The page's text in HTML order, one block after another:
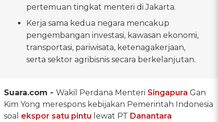
pertemuan tingkat menteri di Jakarta.
Kerja sama kedua negara mencakup
pengembangan investasi, kawasan ekonomi,
transportasi, pariwisata, ketenagakerjaan,
serta sektor agribisnis secara berkelanjutan.
Suara.com - Wakil Perdana Menteri Singapura Gan
Kim Yong merespons kebijakan Pemerintah Indonesia
soal ekspor satu pintu lewat PT Danantara